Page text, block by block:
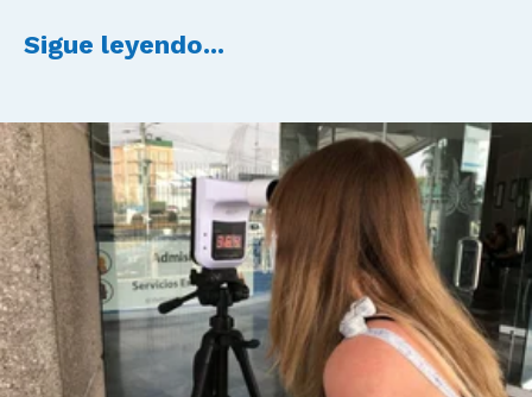
Sigue leyendo...